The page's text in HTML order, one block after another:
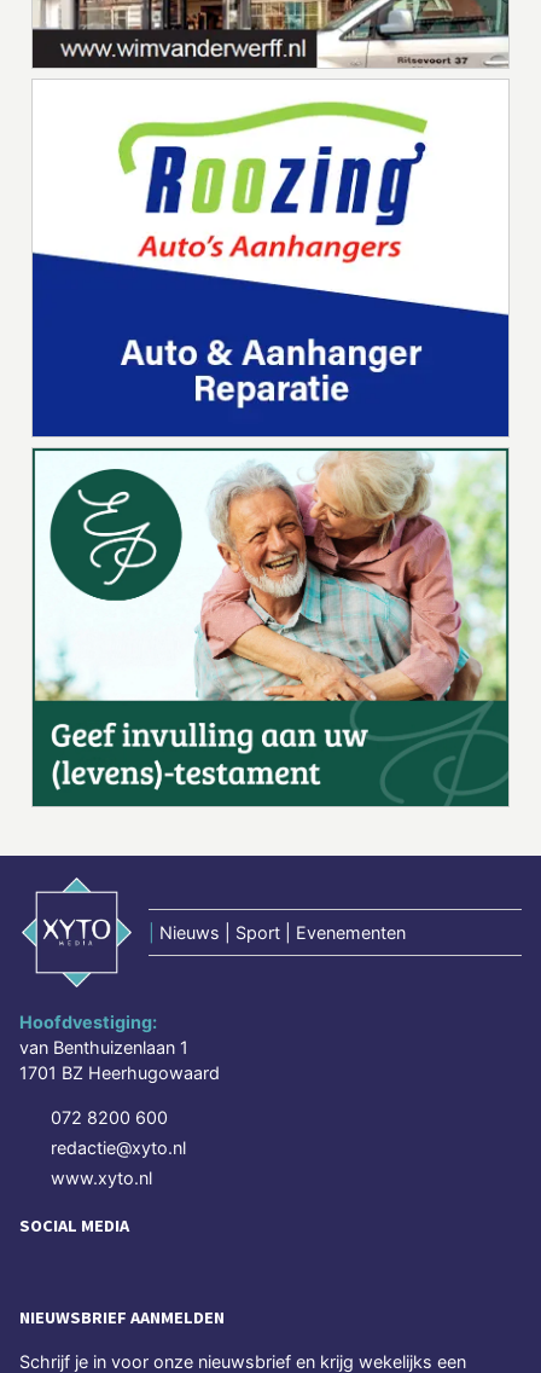
Nieuws | Sport | Evenementen
Hoofdvestiging:
van Benthuizenlaan 1
1701 BZ Heerhugowaard
072 8200 600
redactie@xyto.nl
www.xyto.nl
SOCIAL MEDIA
NIEUWSBRIEF AANMELDEN
Schrijf je in voor onze nieuwsbrief en krijg wekelijks een